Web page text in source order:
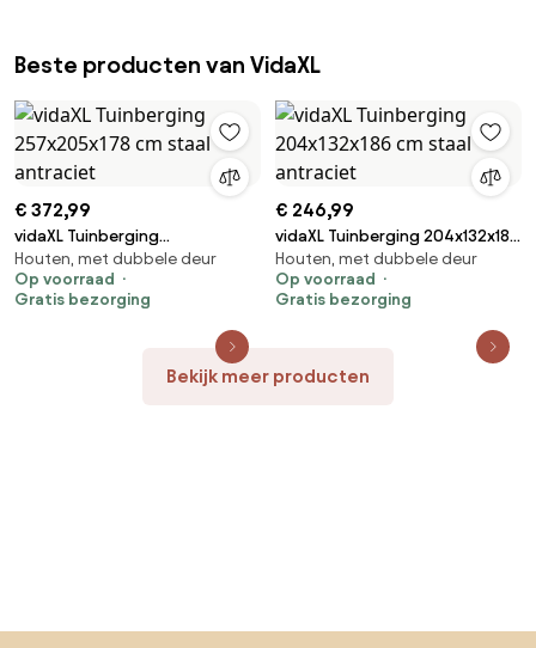
Beste producten van VidaXL
€ 372,99
vidaXL Tuinberging
257x205x178 cm staal
antraciet
Houten, met dubbele deur
Op voorraad
Gratis bezorging
€ 246,99
vidaXL Tuinberging 204x132x186
cm staal antraciet
Houten, met dubbele deur
Op voorraad
Gratis bezorging
Bekijk meer producten